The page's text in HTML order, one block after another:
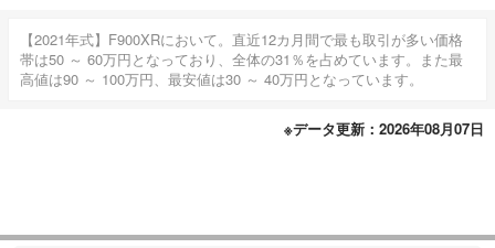
【2021年式】F900XRにおいて。直近12カ月間で最も取引が多い価格
帯は50 ～ 60万円となっており、全体の31％を占めています。また最
高値は90 ～ 100万円、最安値は30 ～ 40万円となっています。
※データ更新：2026年08月07日